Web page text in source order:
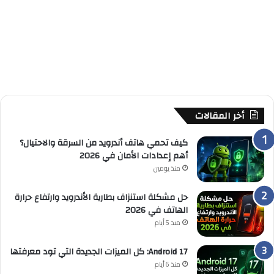
أخر المقالات
كيف تحمي هاتف أندرويد من السرقة والاحتيال؟
أهم إعدادات الأمان في 2026
منذ يومين
حل مشكلة استنزاف بطارية الأندرويد وارتفاع حرارة
الهاتف في 2026
منذ 5 أيام
Android 17: كل الميزات الجديدة التي تود معرفتها
منذ 6 أيام